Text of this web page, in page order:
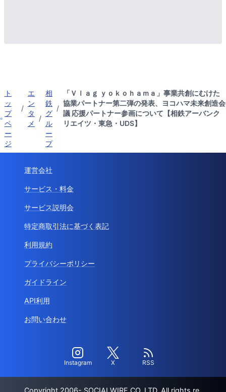
ト
ッ
プ
ペ
ー
ジ
/
エ
ン
タ
メ
/
相
鉄
グ
ル
ー
プ
/
「Ｖｌａｇ ｙｏｋｏｈａｍａ」事業共創にむけた
協業パートナー第二弾の発表、ヨコハマ未来創造会
議 応援パートナー参画について【相鉄アーバンク
リエイツ・東急・UDS】
運営会社
サービス・料金
サービス説明会
特定商取引法に基づく表記
利用規約
プライバシーポリシー
ガイドライン
API利用
お問い合わせ
Instagram X RSS
Copyright 2006- SOCIALWIRE CO.,LTD. All rights re